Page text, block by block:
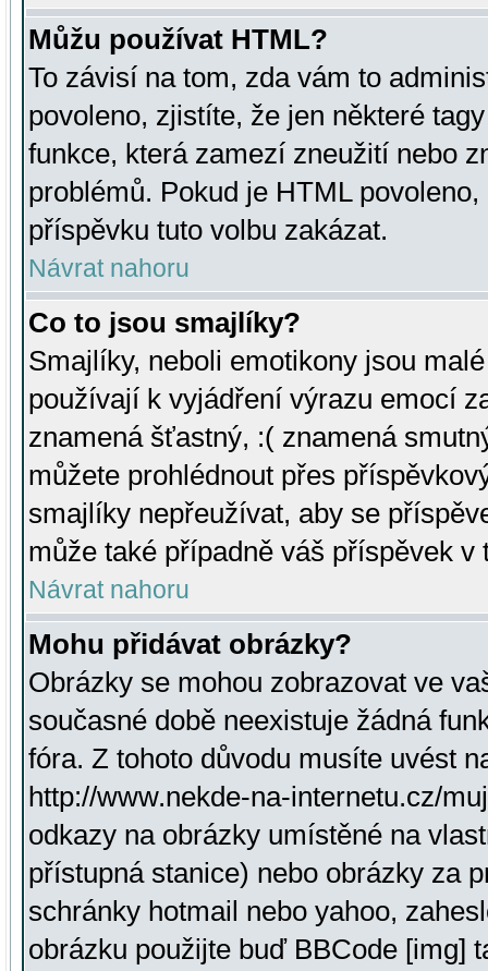
Můžu používat HTML?
To závisí na tom, zda vám to
povoleno, zjistíte, že jen některé
funkce, která zamezí zneužití nebo
problémů. Pokud je HTML
příspěvku tuto volbu zakázat.
Návrat nahoru
Co to jsou smajlíky?
Smajlíky, neboli emotikony jsou
používají k vyjádření výrazu emocí
znamená šťastný, :( znamená
můžete prohlédnout přes
smajlíky nepřeužívat, aby se
může také případně váš příspěvek v
Návrat nahoru
Mohu přidávat obrázky?
Obrázky se mohou zobrazovat ve
současné době neexistuje žádná
fóra. Z tohoto důvodu musíte uvést
http://www.nekde-na-internetu.cz/
odkazy na obrázky umístěné na
přístupná stanice) nebo obrázky za
schránky hotmail nebo yahoo,
obrázku použijte buď BBCode [img]